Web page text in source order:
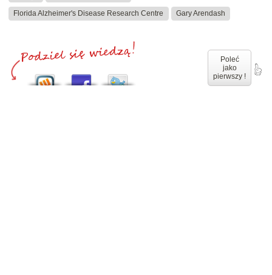
Florida Alzheimer's Disease Research Centre Gary Arendash
Poleć
jako
pierwszy !